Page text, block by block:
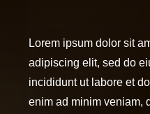
Lorem ipsum dolor sit
adipiscing elit, sed do
incididunt ut labore et
enim ad minim veniam,